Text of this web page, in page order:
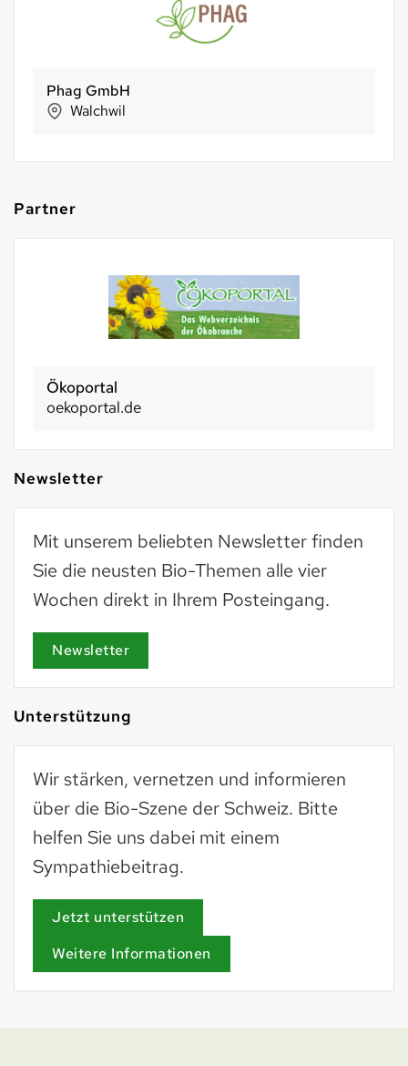
Partner
Ökoportal
oekoportal.de
Newsletter
Mit unserem beliebten Newsletter finden
Sie die neusten Bio-Themen alle vier
Wochen direkt in Ihrem Posteingang.
Newsletter
Unterstützung
Wir stärken, vernetzen und informieren
über die Bio-Szene der Schweiz. Bitte
helfen Sie uns dabei mit einem
Sympathiebeitrag.
Jetzt unterstützen
Weitere Informationen